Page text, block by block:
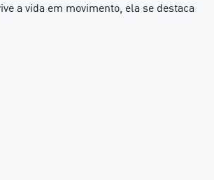
a vida em movimento, ela se destaca